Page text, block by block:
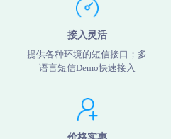
接入灵活
提供各种环境的短信接口；多
语言短信Demo快速接入